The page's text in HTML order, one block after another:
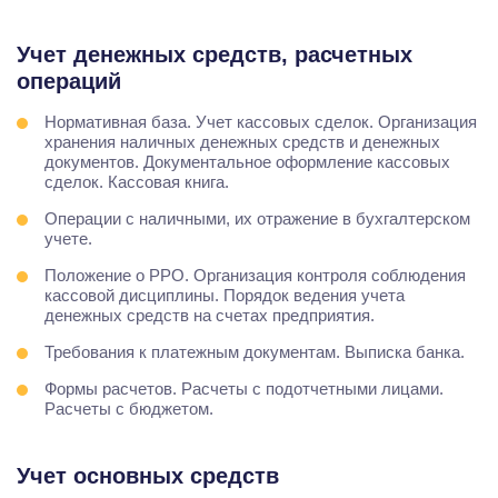
Учет денежных средств, расчетных
операций
Нормативная база. Учет кассовых сделок. Организация
хранения наличных денежных средств и денежных
документов. Документальное оформление кассовых
сделок. Кассовая книга.
Операции с наличными, их отражение в бухгалтерском
учете.
Положение о РРО. Организация контроля соблюдения
кассовой дисциплины. Порядок ведения учета
денежных средств на счетах предприятия.
Требования к платежным документам. Выписка банка.
Формы расчетов. Расчеты с подотчетными лицами.
Расчеты с бюджетом.
Учет основных средств